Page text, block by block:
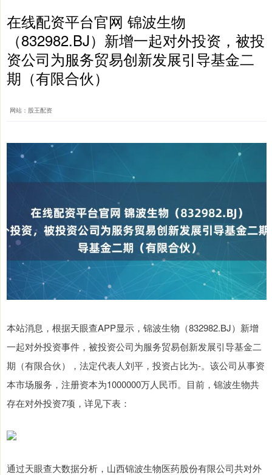
在线配资平台官网 锦波生物
（832982.BJ）新增一起对外投资，被投
资公司为服务贸易创新发展引导基金二
期（有限合伙）
网站：股王配资
本站消息，根据天眼查APP显示，锦波生物（832982.BJ）新增
一起对外投资事件，被投资公司为服务贸易创新发展引导基金二
期（有限合伙），法定代表人刘平，投资占比为-。该公司从事资
本市场服务，注册资本为1000000万人民币。目前，锦波生物共
存在对外投资7项，详见下表：
通过天眼查大数据分析，山西锦波生物医药股份有限公司共对外